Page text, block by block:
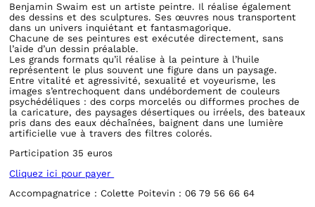
Benjamin Swaim est un artiste peintre. Il réalise également
des dessins et des sculptures. Ses œuvres nous transportent
dans un univers inquiétant et fantasmagorique.
Chacune de ses peintures est exécutée directement, sans
l’aide d’un dessin préalable.
Les grands formats qu’il réalise à la peinture à l’huile
représentent le plus souvent une figure dans un paysage.
Entre vitalité et agressivité, sexualité et voyeurisme, les
images s’entrechoquent dans undébordement de couleurs
psychédéliques : des corps morcelés ou difformes proches de
la caricature, des paysages désertiques ou irréels, des bateaux
pris dans des eaux déchaînées, baignent dans une lumière
artificielle vue à travers des filtres colorés.
Participation 35 euros
Cliquez ici pour payer
Accompagnatrice : Colette Poitevin : 06 79 56 66 64